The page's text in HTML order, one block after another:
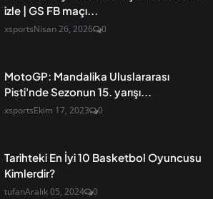
izle | GS FB maçı...
xsportsNisan 26, 2026 0
MotoGP: Mandalika Uluslararası
Pisti'nde Sezonun 15. yarışı...
xsportsEkim 17, 2023 0
Tarihteki En İyi 10 Basketbol Oyuncusu
Kimlerdir?
tufanAralık 05, 2024 0